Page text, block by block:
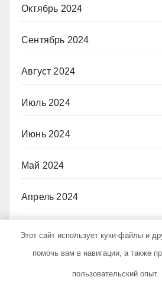
Октябрь 2024
Сентябрь 2024
Август 2024
Июль 2024
Июнь 2024
Май 2024
Апрель 2024
Этот сайт использует куки-файлы и
помочь вам в навигации, а также
пользовательский опыт.